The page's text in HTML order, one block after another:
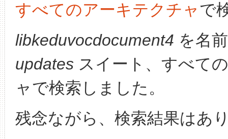
すべてのアーキテクチャで
libkeduvocdocument4 を名
updates スイート、すべて
ャで検索しました。
残念ながら、検索結果はあ